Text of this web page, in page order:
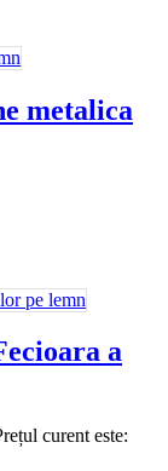
metalica
a
curent este: